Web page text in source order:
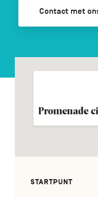
Contact met
Promenade
STARTPUNT